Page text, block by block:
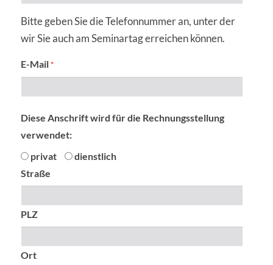
Bitte geben Sie die Telefonnummer an, unter der
wir Sie auch am Seminartag erreichen können.
E-Mail*
Diese Anschrift wird für die Rechnungsstellung
verwendet:
privat
dienstlich
Straße
PLZ
Ort